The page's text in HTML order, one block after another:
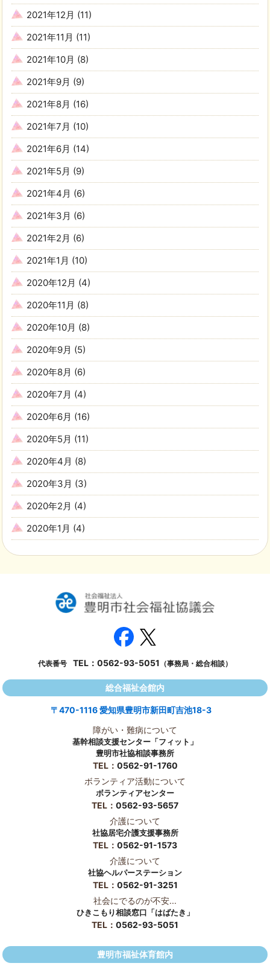
2021年12月 (11)
2021年11月 (11)
2021年10月 (8)
2021年9月 (9)
2021年8月 (16)
2021年7月 (10)
2021年6月 (14)
2021年5月 (9)
2021年4月 (6)
2021年3月 (6)
2021年2月 (6)
2021年1月 (10)
2020年12月 (4)
2020年11月 (8)
2020年10月 (8)
2020年9月 (5)
2020年8月 (6)
2020年7月 (4)
2020年6月 (16)
2020年5月 (11)
2020年4月 (8)
2020年3月 (3)
2020年2月 (4)
2020年1月 (4)
代表番号 TEL： 0562-93-5051 （事務局・総合相談）
総合福祉会館内
〒470-1116 愛知県豊明市新田町吉池18-3
障がい・難病について
基幹相談支援センター「フィット」
豊明市社協相談事務所
TEL： 0562-91-1760
ボランティア活動について
ボランティアセンター
TEL： 0562-93-5657
介護について
社協居宅介護支援事務所
TEL： 0562-91-1573
介護について
社協ヘルパーステーション
TEL： 0562-91-3251
社会にでるのが不安...
ひきこもり相談窓口「はばたき」
TEL： 0562-93-5051
豊明市福祉体育館内